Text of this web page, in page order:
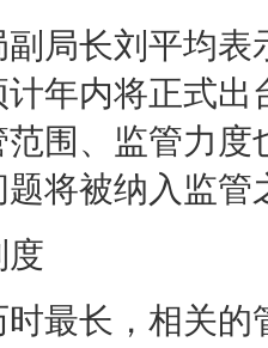
长刘平均表
年内将正式出
围、监管力度
将被纳入监管
度
时最长，相关的